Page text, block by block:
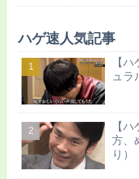
ハゲ速人気記事
【
ュラ
【
方、
り）